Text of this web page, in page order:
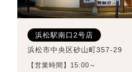
浜松駅南口2号店
浜松市中央区砂山町357-29
【営業時間】15:00～